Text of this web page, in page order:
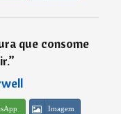
que consome
”
Imagem